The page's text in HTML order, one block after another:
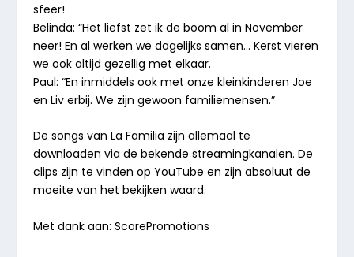
sfeer!
Belinda: “Het liefst zet ik de boom al in November
neer! En al werken we dagelijks samen… Kerst vieren
we ook altijd gezellig met elkaar.
Paul: “En inmiddels ook met onze kleinkinderen Joe
en Liv erbij. We zijn gewoon familiemensen.”
De songs van La Familia zijn allemaal te
downloaden via de bekende streamingkanalen. De
clips zijn te vinden op YouTube en zijn absoluut de
moeite van het bekijken waard.
Met dank aan: ScorePromotions